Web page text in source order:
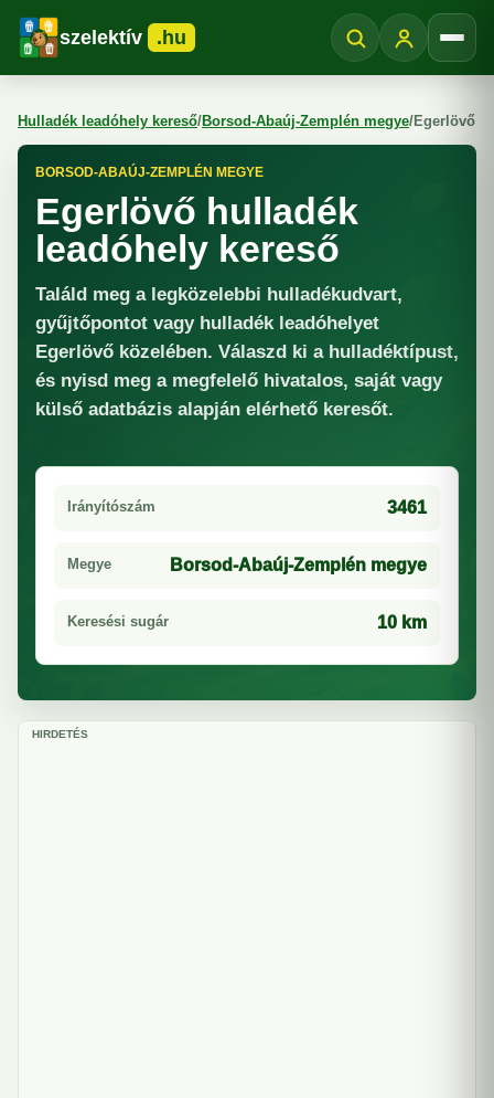
szelektív .hu
Hulladék leadóhely kereső/Borsod-Abaúj-Zemplén megye/Egerlövő
BORSOD-ABAÚJ-ZEMPLÉN MEGYE
Egerlövő hulladék
leadóhely kereső
Találd meg a legközelebbi hulladékudvart,
gyűjtőpontot vagy hulladék leadóhelyet
Egerlövő közelében. Válaszd ki a hulladéktípust,
és nyisd meg a megfelelő hivatalos, saját vagy
külső adatbázis alapján elérhető keresőt.
Irányítószám 3461
Megye Borsod-Abaúj-Zemplén megye
Keresési sugár 10 km
HIRDETÉS